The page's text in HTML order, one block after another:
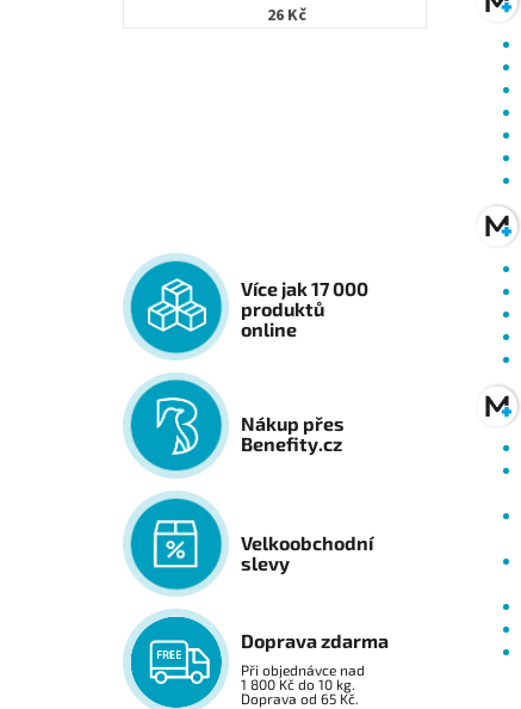
26 Kč
Více jak 17 000
produktů
online
Nákup přes
Benefity.cz
Velkoobchodní
slevy
Doprava zdarma
Při objednávce nad
1 800 Kč do 10 kg.
Doprava od 65 Kč.